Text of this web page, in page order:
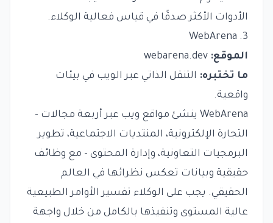
الأدوات الأكثر صدقًا في قياس فعالية الوكلاء.
3. WebArena
الموقع:
ما تختبره: التنقل الذاتي عبر الويب في بيئات
واقعية.
WebArena ينشئ مواقع ويب عبر أربعة مجالات -
التجارة الإلكترونية، المنتديات الاجتماعية، تطوير
البرمجيات التعاونية، وإدارة المحتوى - مع وظائف
حقيقية وبيانات تعكس نظرائها في العالم
الحقيقي. يجب على الوكلاء تفسير الأوامر الطبيعية
عالية المستوى وتنفيذها بالكامل من خلال واجهة